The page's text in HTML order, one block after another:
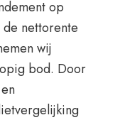
op
nettorente
wij
bod. Door